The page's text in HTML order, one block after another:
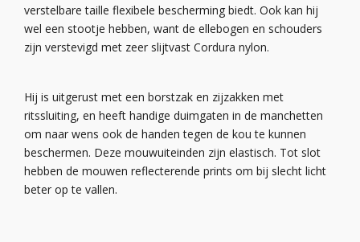
verstelbare taille flexibele bescherming biedt. Ook kan hij
wel een stootje hebben, want de ellebogen en schouders
zijn verstevigd met zeer slijtvast Cordura nylon.
Hij is uitgerust met een borstzak en zijzakken met
ritssluiting, en heeft handige duimgaten in de manchetten
om naar wens ook de handen tegen de kou te kunnen
beschermen. Deze mouwuiteinden zijn elastisch. Tot slot
hebben de mouwen reflecterende prints om bij slecht licht
beter op te vallen.